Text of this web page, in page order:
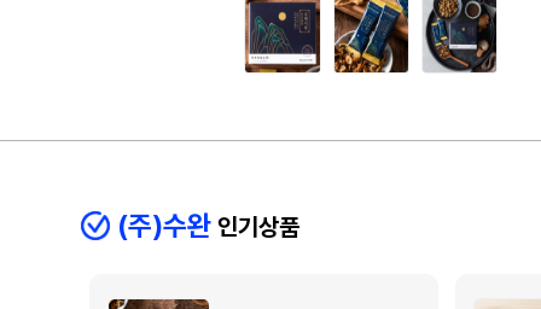
(주)수완 인기상품